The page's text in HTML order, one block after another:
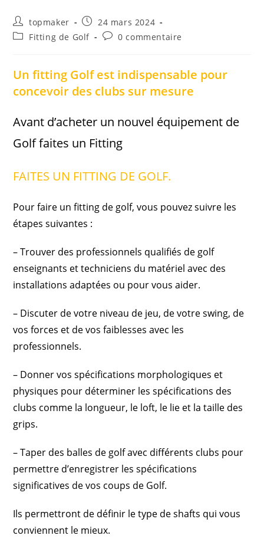
Auteur/autrice
de
topmaker
Publication
publiée :
24 mars 2024
PostFitting de Golf
Commentaires
publication :
0 commentaire
Un fitting Golf est indispensable pour
concevoir des clubs sur mesure
Avant d’acheter un nouvel équipement de
Golf faites un Fitting
FAITES UN FITTING DE GOLF.
Pour faire un fitting de golf, vous pouvez suivre les
étapes suivantes :
– Trouver des professionnels qualifiés de golf
enseignants et techniciens du matériel avec des
installations adaptées ou pour vous aider.
– Discuter de votre niveau de jeu, de votre swing, de
vos forces et de vos faiblesses avec les
professionnels.
– Donner vos spécifications morphologiques et
physiques pour déterminer les spécifications des
clubs comme la longueur, le loft, le lie et la taille des
grips.
– Taper des balles de golf avec différents clubs pour
permettre d’enregistrer les spécifications
significatives de vos coups de Golf.
Ils permettront de définir le type de shafts qui vous
conviennent le mieux.